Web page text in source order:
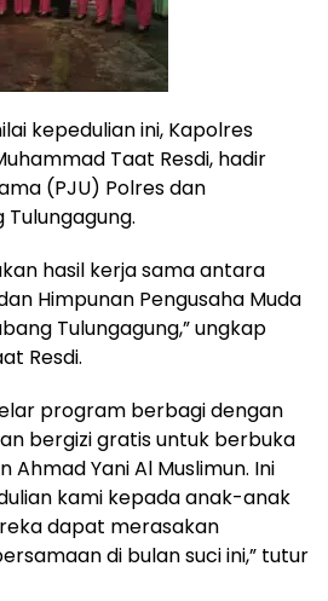
kepedulian ini, Kapolres
Taat Resdi, hadir
(PJU) Polres dan
hasil kerja sama antara
Himpunan Pengusaha Muda
Tulungagung,” ungkap
Resdi.
program berbagi dengan
bergizi gratis untuk berbuka
Ahmad Yani Al Muslimun. Ini
kami kepada anak-anak
dapat merasakan
di bulan suci ini,” tutur